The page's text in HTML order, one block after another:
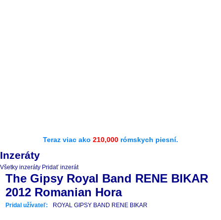
Teraz viac ako 210,000 rómskych piesní.
Inzeráty
Všetky inzeráty Pridať inzerát
The Gipsy Royal Band RENE BIKAR
2012 Romanian Hora
Pridal užívateľ: ROYAL GIPSY BAND RENE BIKAR